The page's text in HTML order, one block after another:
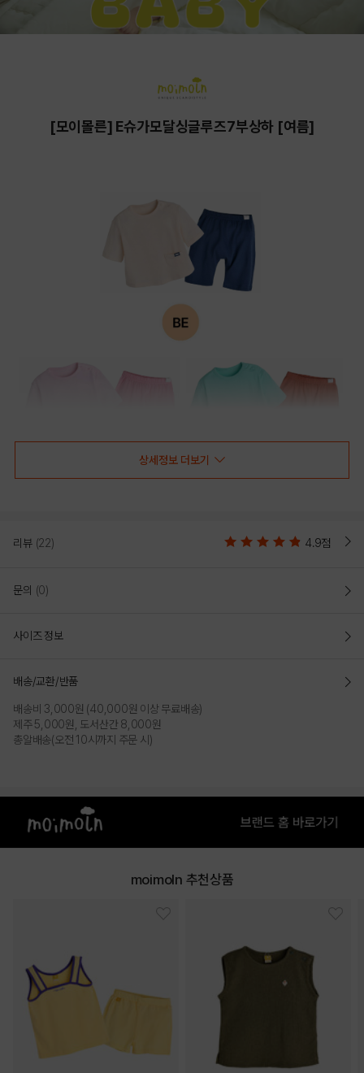
[모이몰른] E슈가모달싱글루즈7부상하 [여름]
상세정보 더보기
리뷰 (22) 4.9점
문의 (0)
사이즈 정보
배송/교환/반품
배송비 3,000원 (40,000원 이상 무료배송)
제주 5,000원, 도서산간 8,000원
총알배송(오전 10시까지 주문 시)
moimoln 추천상품